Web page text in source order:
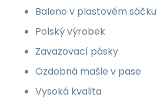
Baleno v plastovém sáčku
Polský výrobek
Zavazovací pásky
Ozdobná mašle v pase
Vysoká kvalita